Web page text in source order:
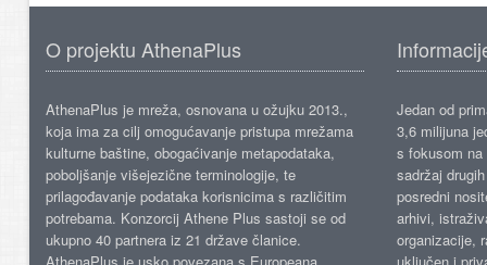
O projektu AthenaPlus
AthenaPlus je mreža, osnovana u ožujku 2013.,
koja ima za cilj omogućavanje pristupa mrežama
kulturne baštine, obogaćivanje metapodataka,
poboljšanje višejezične terminologije, te
prilagođavanje podataka korisnicima s različitim
potrebama. Konzorcij Athene Plus sastoji se od
ukupno 40 partnera iz 21 države članice.
Jedan od
3,6 milijuna
s fokusom
sadržaj
posredni
arhivi,
organizacije,